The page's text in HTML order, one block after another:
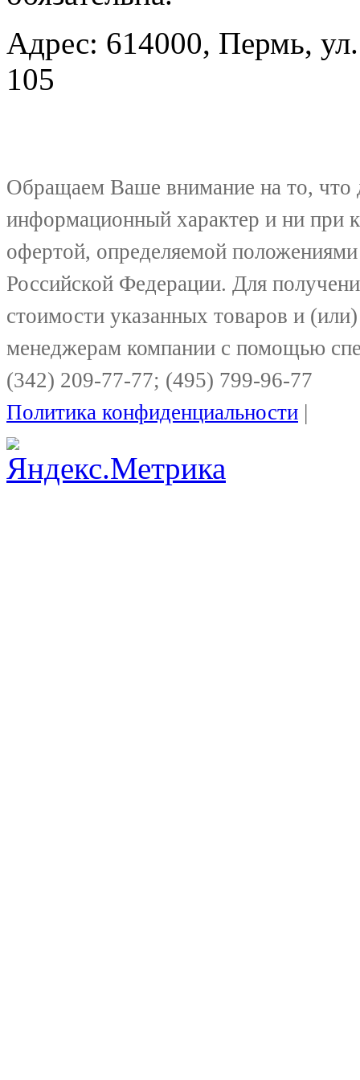
Адрес: 614000, Пермь,
105
Обращаем Ваше внимание на то, что
информационный характер и ни при
офертой, определяемой
Российской Федерации. Для
стоимости указанных товаров и
менеджерам компании с помощью
(342) 209-77-77; (495) 799-96-77
Политика конфиденциальности |